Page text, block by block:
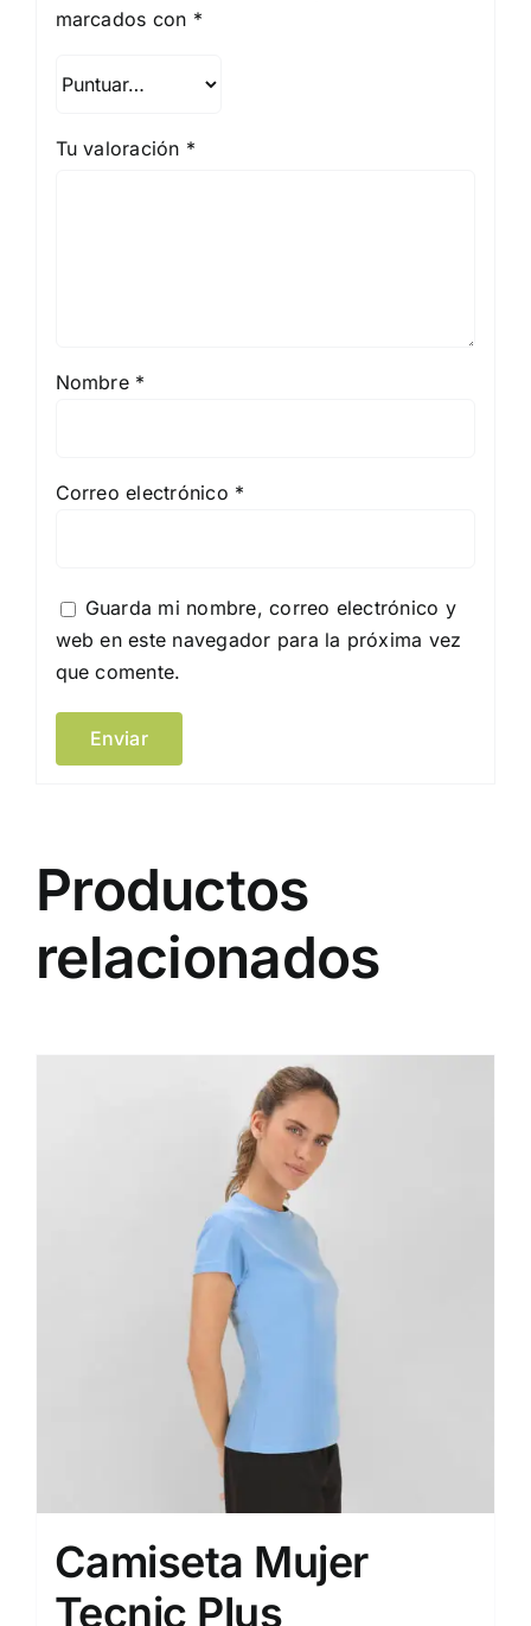
marcados con *
Tu valoración *
Nombre *
Correo electrónico *
Guarda mi nombre, correo electrónico y
web en este navegador para la próxima vez
que comente.
Productos
relacionados
Camiseta Mujer
Tecnic Plus